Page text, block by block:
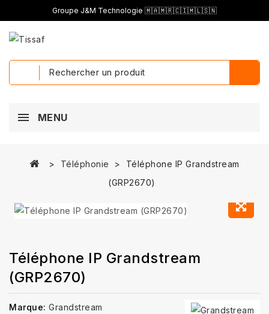
Groupe J&M Technologie 🇲🇦🇲🇷🇨🇮🇲🇱🇸🇳
MENU
Téléphonie
Téléphone IP Grandstream
(GRP2670)
Téléphone IP Grandstream
(GRP2670)
Marque: Grandstream